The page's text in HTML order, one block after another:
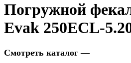
Погружной
Evak 250ECL-
Смотреть каталог —